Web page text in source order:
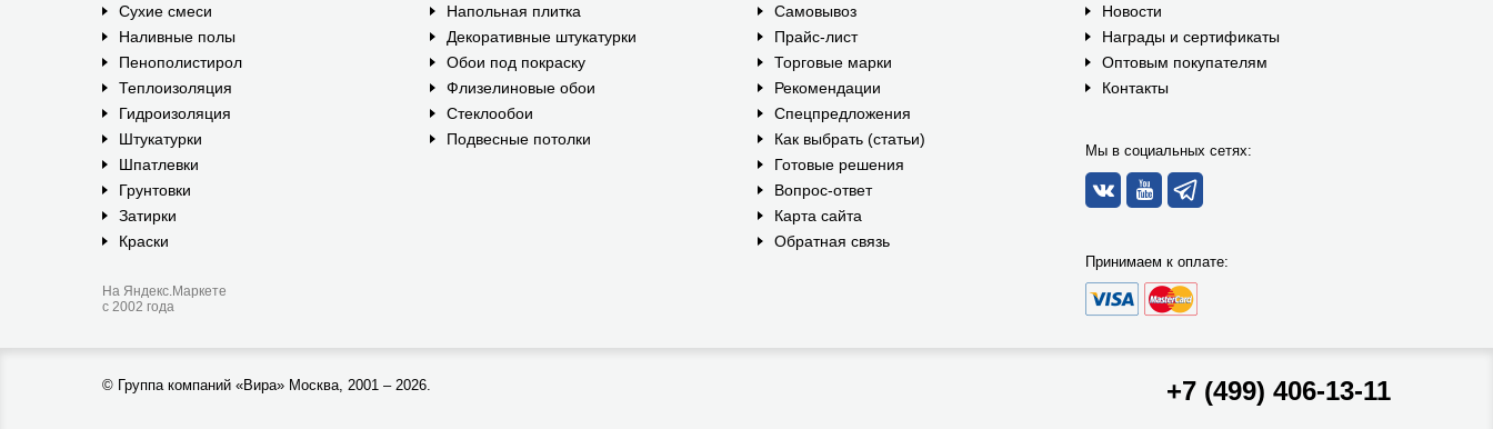
Сухие смеси
Наливные полы
Пенополистирол
Теплоизоляция
Гидроизоляция
Штукатурки
Шпатлевки
Грунтовки
Затирки
Краски
На Яндекс.Маркете
с 2002 года
Напольная плитка
Декоративные штукатурки
Обои под покраску
Флизелиновые обои
Стеклообои
Подвесные потолки
Самовывоз
Прайс-лист
Торговые марки
Рекомендации
Спецпредложения
Как выбрать (статьи)
Готовые решения
Вопрос-ответ
Карта сайта
Обратная связь
Новости
Награды и сертификаты
Оптовым покупателям
Контакты
Мы в социальных сетях:
Принимаем к оплате:
© Группа компаний «Вира» Москва, 2001 – 2026. +7 (499) 406-13-11